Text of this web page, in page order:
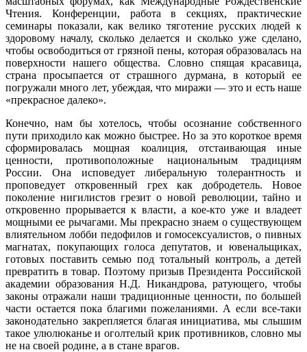
Чтения. Конференции, работа в секциях, практические
семинары показали, как велико тяготение русских людей к
здоровому началу, сколько делается и сколько уже сделано,
чтобы освободиться от грязной пены, которая образовалась на
поверхности нашего общества. Словно спящая красавица,
страна просыпается от страшного дурмана, в который ее
погружали много лет, убеждая, что миражи — это и есть наше
«прекрасное далеко».
Конечно, нам бы хотелось, чтобы осознание собственного
пути приходило как можно быстрее. Но за это короткое время
сформировалась мощная коалиция, отстаивающая иные
ценности, противоположные национальным традициям
России. Она исповедует либеральную толерантность и
проповедует откровенный грех как добродетель. Новое
поколение нигилистов грезит о новой революции, тайно и
откровенно прорывается к власти, а кое-кто уже и владеет
мощными ее рычагами. Мы прекрасно знаем о существующем
влиятельном лобби педофилов и гомосексуалистов, о пивных
магнатах, покупающих голоса депутатов, и ювенальщиках,
готовых поставить семью под тотальный контроль, а детей
превратить в товар. Поэтому призыв Президента Российской
академии образования Н.Д. Никандрова, ратующего, чтобы
законы отражали наши традиционные ценности, по большей
части остается пока благими пожеланиями. А если все-таки
законодательно закрепляется благая инициатива, мы слышим
такое улюлюканье и оголтелый крик противников, словно мы
не на своей родине, а в стане врагов.